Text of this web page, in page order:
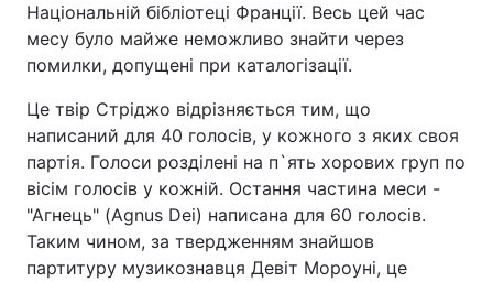
Національній бібліотеці Франції. Весь цей час
месу було майже неможливо знайти через
помилки, допущені при каталогізації.
Це твір Стріджо відрізняється тим, що
написаний для 40 голосів, у кожного з яких своя
партія. Голоси розділені на п`ять хорових груп по
вісім голосів у кожній. Остання частина меси -
"Агнець" (Agnus Dei) написана для 60 голосів.
Таким чином, за твердженням знайшов
партитуру музикознавця Девіт Мороуні, це